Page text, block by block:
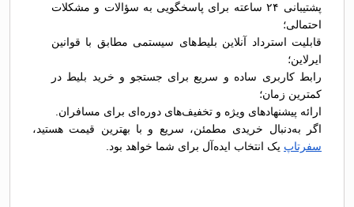
پشتیبانی ۲۴ ساعته برای پاسخگویی به سؤالات و مشکلات
احتمالی؛
قابلیت استرداد آنلاین بلیط‌های سیستمی مطابق با قوانین
ایرلاین؛
رابط کاربری ساده و سریع برای جستجو و خرید بلیط در
کمترین زمان؛
ارائه پیشنهادهای ویژه و تخفیف‌های دوره‌ای برای مسافران.
اگر به‌دنبال خریدی مطمئن، سریع و با بهترین قیمت هستید،
سفرتاپ یک انتخاب ایده‌آل برای شما خواهد بود.